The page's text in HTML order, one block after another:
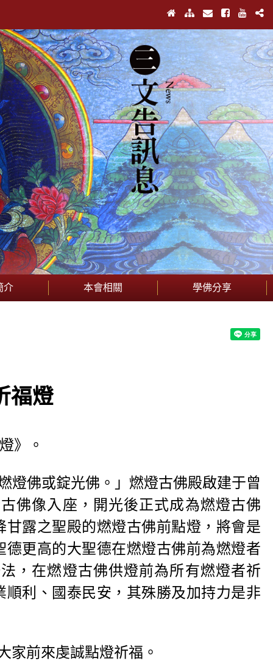
介 本會相關 學佛分享
福燈
》。
燈佛或錠光佛。」燃燈古佛殿啟建于曾
佛像入座，開光後正式成為燃燈古佛
露之聖殿的燃燈古佛前點燈，將會是
更高的大聖德在燃燈古佛前為燃燈者
，在燃燈古佛供燈前為所有燃燈者祈
利、國泰民安，其殊勝及加持力是非
家前來虔誠點燈祈福。